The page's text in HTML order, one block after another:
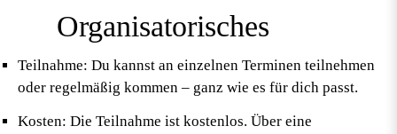
Organisatorisches
Teilnahme: Du kannst an einzelnen Terminen teilnehmen
oder regelmäßig kommen – ganz wie es für dich passt.
Kosten: Die Teilnahme ist kostenlos. Über eine